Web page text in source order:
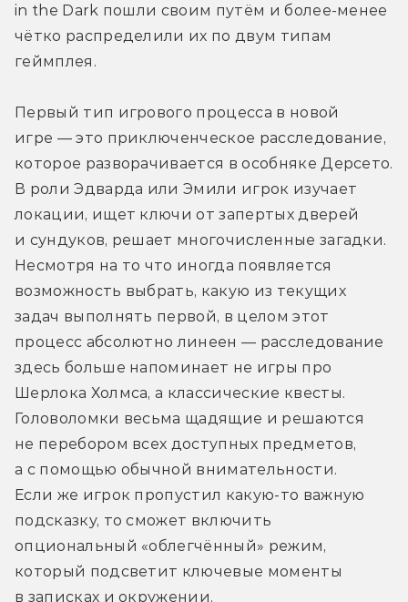
in the Dark пошли своим путём и более-менее
чётко распределили их по двум типам
геймплея.
Первый тип игрового процесса в новой
игре — это приключенческое расследование,
которое разворачивается в особняке Дерсето.
В роли Эдварда или Эмили игрок изучает
локации, ищет ключи от запертых дверей
и сундуков, решает многочисленные загадки.
Несмотря на то что иногда появляется
возможность выбрать, какую из текущих
задач выполнять первой, в целом этот
процесс абсолютно линеен — расследование
здесь больше напоминает не игры про
Шерлока Холмса, а классические квесты.
Головоломки весьма щадящие и решаются
не перебором всех доступных предметов,
а с помощью обычной внимательности.
Если же игрок пропустил какую-то важную
подсказку, то сможет включить
опциональный «облегчённый» режим,
который подсветит ключевые моменты
в записках и окружении.